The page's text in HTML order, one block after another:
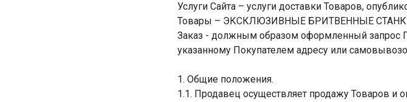
Услуги Сайта – услуги доставки Товаров,
Товары – ЭКСКЛЮЗИВНЫЕ БРИТВЕННЫЕ СТАНКИ,
Заказ - должным образом оформленный запрос
указанному Покупателем адресу или
1. Общие положения.
1.1. Продавец осуществляет продажу Товаров и